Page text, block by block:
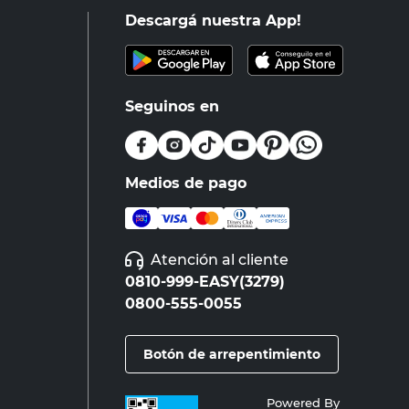
Descargá nuestra App!
Seguinos en
Medios de pago
Atención al cliente
0810-999-EASY(3279)
0800-555-0055
Botón de arrepentimiento
Powered By